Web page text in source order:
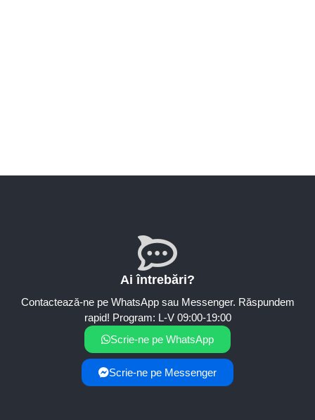
Ai întrebări?
Contactează-ne pe WhatsApp sau Messenger. Răspundem
rapid! Program: L-V 09:00-19:00
Scrie-ne pe WhatsApp
Scrie-ne pe Messenger